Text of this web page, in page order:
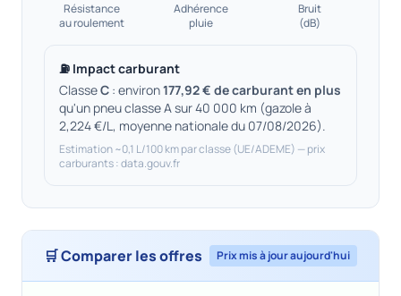
Résistance
au roulement
Adhérence
pluie
Bruit
(dB)
⛽ Impact carburant
ClasseC : environ177,92 € de carburant en plus
qu'un pneu classe A sur 40 000 km (gazole à
2,224 €/L, moyenne nationale du 07/08/2026).
Estimation ~0,1 L/100 km par classe (UE/ADEME) — prix
carburants : data.gouv.fr
🛒 Comparer les offres Prix mis à jour aujourd'hui